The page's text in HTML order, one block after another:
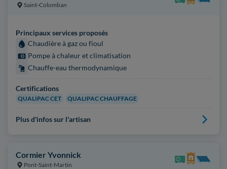
Saint-Colomban
Principaux services proposés
Chaudière à gaz ou fioul
Pompe à chaleur et climatisation
Chauffe-eau thermodynamique
Certifications
QUALIPAC CET QUALIPAC CHAUFFAGE
Plus d'infos sur l'artisan
Cormier Yvonnick
Pont-Saint-Martin